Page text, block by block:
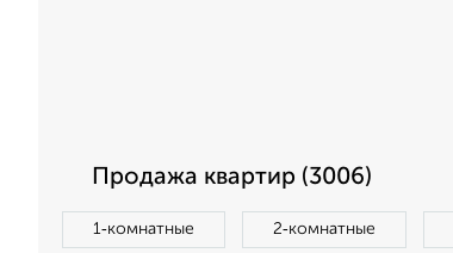
Продажа квартир (3006)
1‑комнатные 2‑комнатные